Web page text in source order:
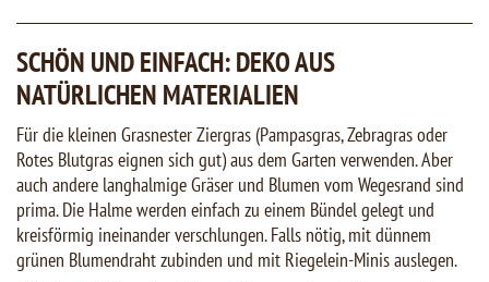
SCHÖN UND EINFACH: DEKO AUS
NATÜRLICHEN MATERIALIEN
Für die kleinen Grasnester Ziergras (Pampasgras, Zebragras oder
Rotes Blutgras eignen sich gut) aus dem Garten verwenden. Aber
auch andere langhalmige Gräser und Blumen vom Wegesrand sind
prima. Die Halme werden einfach zu einem Bündel gelegt und
kreisförmig ineinander verschlungen. Falls nötig, mit dünnem
grünen Blumendraht zubinden und mit Riegelein-Minis auslegen.